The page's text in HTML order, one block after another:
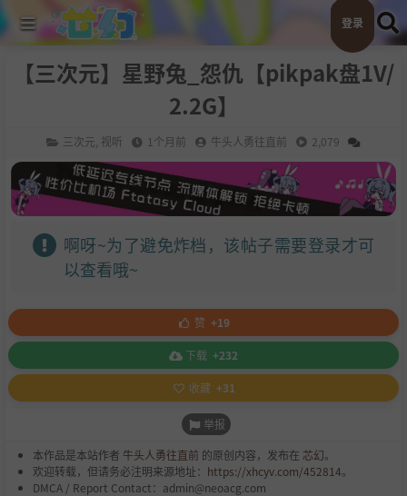
登录
【三次元】星野兔_怨仇【pikpak盘1V/
2.2G】
三次元 视听 1个月前 牛头人勇往直前 2,079
啊呀~为了避免炸档，该帖子需要登录才可
以查看哦~
赞 +19
下载 +232
收藏 +31
举报
本作品是本站作者 牛头人勇往直前 的原创内容，发布在 芯幻。
欢迎转载，但请务必注明来源地址： https://xhcyv.com/452814。
DMCA / Report Contact：admin@neoacg.com